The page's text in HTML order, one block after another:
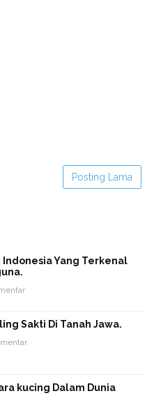
Posting Lama
Indonesia Yang Terkenal
Sakti Di Tanah Jawa.
kucing Dalam Dunia